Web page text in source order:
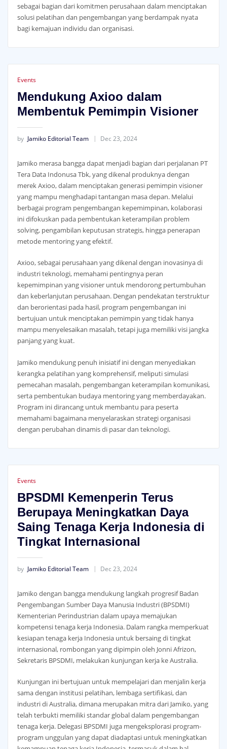
sebagai bagian dari komitmen perusahaan dalam menciptakan
solusi pelatihan dan pengembangan yang berdampak nyata
bagi kemajuan individu dan organisasi.
Events
Mendukung Axioo dalam
Membentuk Pemimpin Visioner
by Jamiko Editorial Team Dec 23, 2024
Jamiko merasa bangga dapat menjadi bagian dari perjalanan PT
Tera Data Indonusa Tbk, yang dikenal produknya dengan
merek Axioo, dalam menciptakan generasi pemimpin visioner
yang mampu menghadapi tantangan masa depan. Melalui
berbagai program pengembangan kepemimpinan, kolaborasi
ini difokuskan pada pembentukan keterampilan problem
solving, pengambilan keputusan strategis, hingga penerapan
metode mentoring yang efektif.
Axioo, sebagai perusahaan yang dikenal dengan inovasinya di
industri teknologi, memahami pentingnya peran
kepemimpinan yang visioner untuk mendorong pertumbuhan
dan keberlanjutan perusahaan. Dengan pendekatan terstruktur
dan berorientasi pada hasil, program pengembangan ini
bertujuan untuk menciptakan pemimpin yang tidak hanya
mampu menyelesaikan masalah, tetapi juga memiliki visi jangka
panjang yang kuat.
Jamiko mendukung penuh inisiatif ini dengan menyediakan
kerangka pelatihan yang komprehensif, meliputi simulasi
pemecahan masalah, pengembangan keterampilan komunikasi,
serta pembentukan budaya mentoring yang memberdayakan.
Program ini dirancang untuk membantu para peserta
memahami bagaimana menyelaraskan strategi organisasi
dengan perubahan dinamis di pasar dan teknologi.
Events
BPSDMI Kemenperin Terus
Berupaya Meningkatkan Daya
Saing Tenaga Kerja Indonesia di
Tingkat Internasional
by Jamiko Editorial Team Dec 23, 2024
Jamiko dengan bangga mendukung langkah progresif Badan
Pengembangan Sumber Daya Manusia Industri (BPSDMI)
Kementerian Perindustrian dalam upaya memajukan
kompetensi tenaga kerja Indonesia. Dalam rangka memperkuat
kesiapan tenaga kerja Indonesia untuk bersaing di tingkat
internasional, rombongan yang dipimpin oleh Jonni Afrizon,
Sekretaris BPSDMI, melakukan kunjungan kerja ke Australia.
Kunjungan ini bertujuan untuk mempelajari dan menjalin kerja
sama dengan institusi pelatihan, lembaga sertifikasi, dan
industri di Australia, dimana merupakan mitra dari Jamiko, yang
telah terbukti memiliki standar global dalam pengembangan
tenaga kerja. Delegasi BPSDMI juga mengeksplorasi program-
program unggulan yang dapat diadaptasi untuk meningkatkan